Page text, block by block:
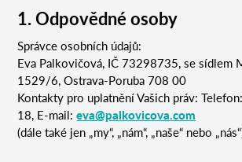
1. Odpovědné osoby
Správce osobních údajů:
Eva Palkovičová, IČ 73298735, se sídlem
1529/6, Ostrava-Poruba 708 00
Kontakty pro uplatnění Vašich práv:
18, E-mail:eva@palkovicova.com
(dále také jen „my“, „nám“, „naše“ nebo